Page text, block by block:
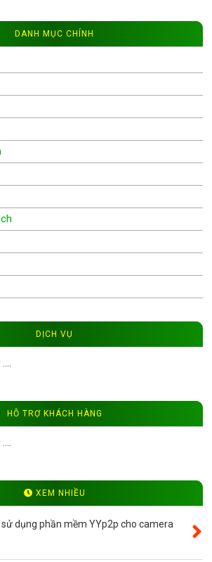
DANH MỤC CHÍNH
DỊCH VỤ
HỖ TRỢ KHÁCH HÀNG
XEM NHIỀU
dụng phần mềm YYp2p cho camera